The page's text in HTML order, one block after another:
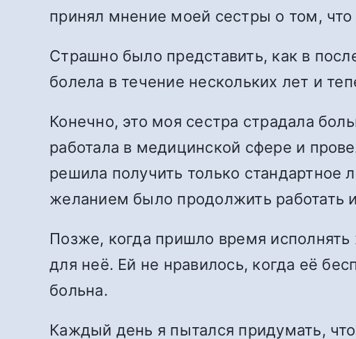
принял мнение моей сестры о том, что
Страшно было представить, как в
болела в течение нескольких лет и
Конечно, это моя сестра страдала
работала в медицинской сфере и
решила получить только стандартное
желанием было продолжить работать
Позже, когда пришло время
для неё. Ей не нравилось, когда её
больна.
Каждый день я пытался придумать,